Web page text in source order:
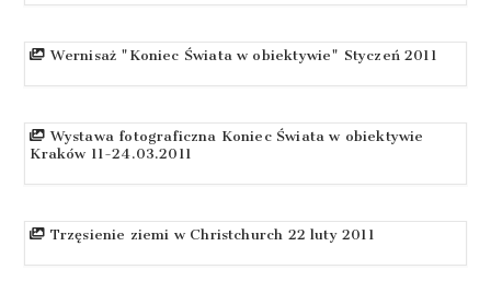
Wernisaż "Koniec Świata w obiektywie" Styczeń 2011
Wystawa fotograficzna Koniec Świata w obiektywie
Kraków 11-24.03.2011
Trzęsienie ziemi w Christchurch 22 luty 2011